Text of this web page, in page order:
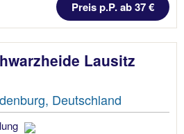
Preis p.P. ab 37 €
Lausitz
Deutschland